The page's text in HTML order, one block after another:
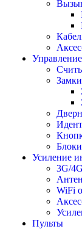
Усиление
3G/
WiFi
Пульты